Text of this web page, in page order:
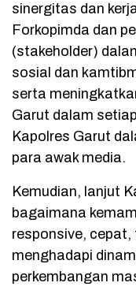
sinergitas dan
Forkopimda dan
(stakeholder)
sosial dan
serta
Garut dalam
Kapolres Garut
para awak media.
Kemudian, lanjut
bagaimana
responsive,
menghadapi
perkembangan